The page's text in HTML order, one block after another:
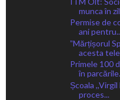
munca în
Permise de
ani
ˮMărțișorul
acesta
Primele 100
în
Școala
proces...